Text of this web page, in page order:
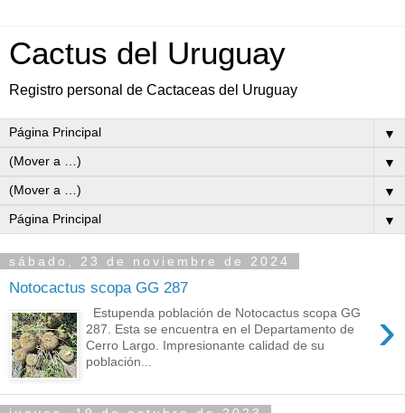
Cactus del Uruguay
Registro personal de Cactaceas del Uruguay
▼
▼
▼
▼
sábado, 23 de noviembre de 2024
Notocactus scopa GG 287
›
Estupenda población de Notocactus scopa GG
287. Esta se encuentra en el Departamento de
Cerro Largo. Impresionante calidad de su
población...